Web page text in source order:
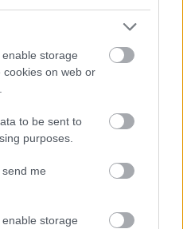
storage
cookies on web or
to be sent to
purposes.
me
storage